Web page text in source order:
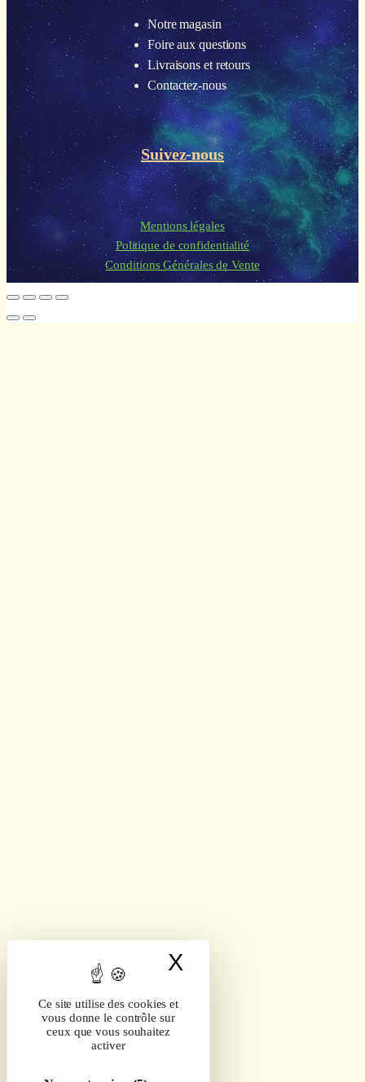
Ce site utilise des cookies et
vous donne le contrôle sur
ceux que vous souhaitez
activer
X
Notre magasin
Foire aux questions
Livraisons et retours
Contactez-nous
Suivez-nous
Mentions légales
Politique de confidentialité
Conditions Générales de Vente